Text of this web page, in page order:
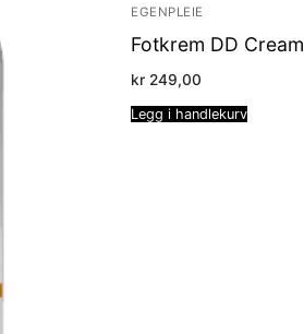
EGENPLEIE
Fotkrem DD Cream
kr 249,00
Legg i handlekurv